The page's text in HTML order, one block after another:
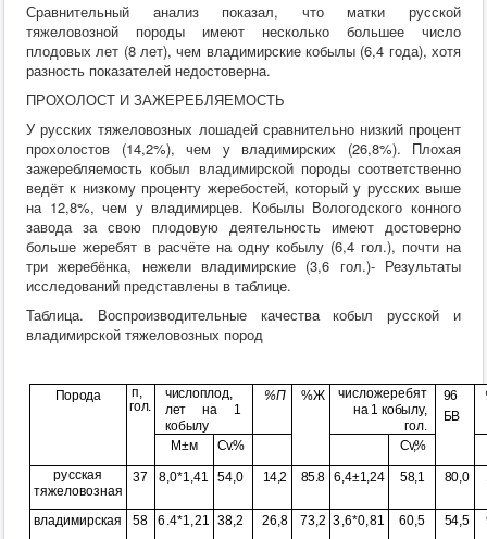
Сравнительный анализ показал, что матки русской
тяжеловозной породы имеют несколько большее число
плодовых лет (8 лет), чем владимирские кобылы (6,4 года), хотя
разность показателей недостоверна.
ПРОХОЛОСТ И ЗАЖЕРЕБЛЯЕМОСТЬ
У русских тяжеловозных лошадей сравнительно низкий процент
прохолостов (14,2%), чем у владимирских (26,8%). Плохая
зажеребляемость кобыл владимирской породы соответственно
ведёт к низкому проценту жеребостей, который у русских выше
на 12,8%, чем у владимирцев. Кобылы Вологодского конного
завода за свою плодовую деятельность имеют достоверно
больше жеребят в расчёте на одну кобылу (6,4 гол.), почти на
три жеребёнка, нежели владимирские (3,6 гол.)- Результаты
исследований представлены в таблице.
Таблица. Воспроизводительные качества кобыл русской и
владимирской тяжеловозных пород
Порода п,
гол.
числоплод,
летна 1
кобылу
%П %Ж числожеребят
на1кобылу,
гол.
96
БВ
М±м Cv.%
Cv,%
русская
тяжеловозная
37 8,0*1,41 54,0 14,2 85.8 6,4±1,24 58,1 80,0
владимирская 58 6.4*1,21 38,2 26,8 73,2 3,6*0,81 60,5 54,5